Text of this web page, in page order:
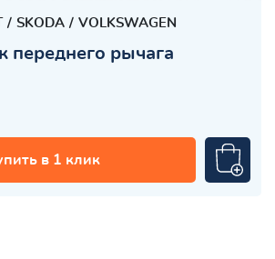
SKODA VOLKSWAGEN
переднего рычага
в 1 клик